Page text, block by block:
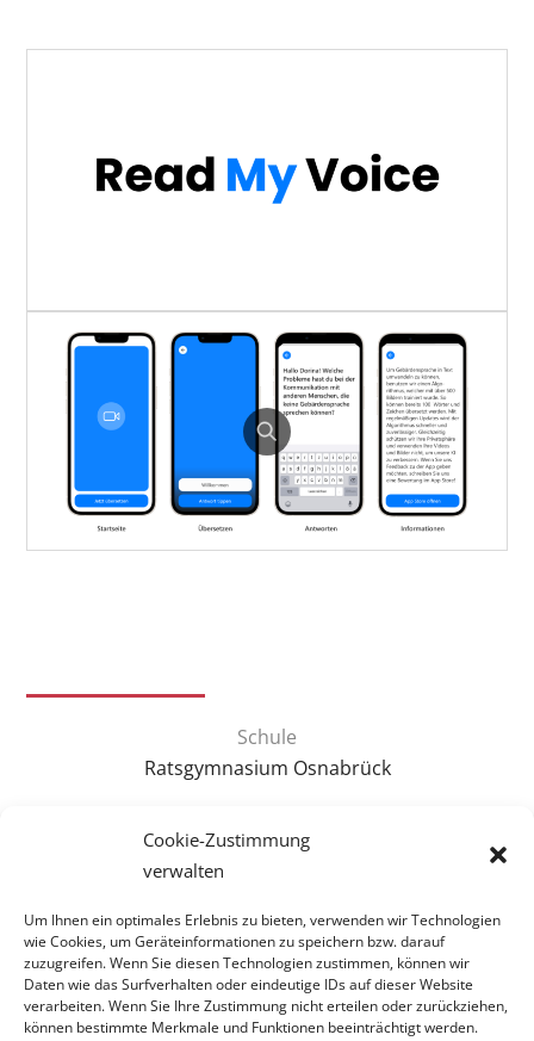
Cookie-Zustimmung
verwalten
Um Ihnen ein optimales Erlebnis zu bieten, verwenden wir Technologien
wie Cookies, um Geräteinformationen zu speichern bzw. darauf
zuzugreifen. Wenn Sie diesen Technologien zustimmen, können wir
Daten wie das Surfverhalten oder eindeutige IDs auf dieser Website
verarbeiten. Wenn Sie Ihre Zustimmung nicht erteilen oder zurückziehen,
können bestimmte Merkmale und Funktionen beeinträchtigt werden.
Schule
Ratsgymnasium Osnabrück